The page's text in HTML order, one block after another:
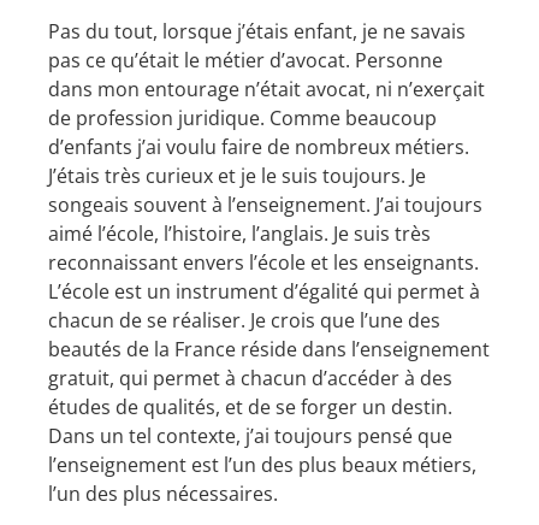
Pas du tout, lorsque j’étais enfant, je ne savais
pas ce qu’était le métier d’avocat. Personne
dans mon entourage n’était avocat, ni n’exerçait
de profession juridique. Comme beaucoup
d’enfants j’ai voulu faire de nombreux métiers.
J’étais très curieux et je le suis toujours. Je
songeais souvent à l’enseignement. J’ai toujours
aimé l’école, l’histoire, l’anglais. Je suis très
reconnaissant envers l’école et les enseignants.
L’école est un instrument d’égalité qui permet à
chacun de se réaliser. Je crois que l’une des
beautés de la France réside dans l’enseignement
gratuit, qui permet à chacun d’accéder à des
études de qualités, et de se forger un destin.
Dans un tel contexte, j’ai toujours pensé que
l’enseignement est l’un des plus beaux métiers,
l’un des plus nécessaires.